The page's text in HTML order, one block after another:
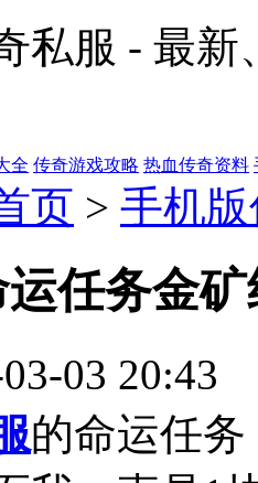
私服 - 最
全 传奇游戏攻略 热血传奇资料
页 > 手机
任务金
03 20:43
的命运任